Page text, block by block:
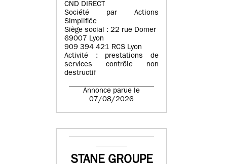
CND DIRECT
Société par Actions
Simplifiée
Siège social : 22 rue Domer
69007 Lyon
909 394 421 RCS Lyon
Activité : prestations de
services contrôle non
destructif
Annonce parue le
07/08/2026
STANE GROUPE